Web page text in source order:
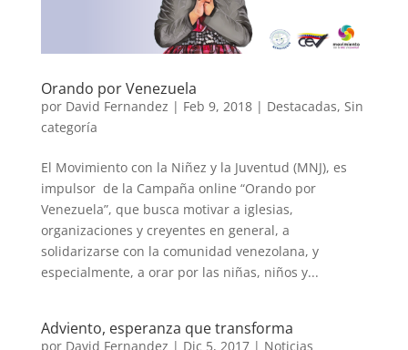
Orando por Venezuela
por David Fernandez | Feb 9, 2018| Destacadas, Sin
categoría
El Movimiento con la Niñez y la Juventud (MNJ), es
impulsor de la Campaña online “Orando por
Venezuela”, que busca motivar a iglesias,
organizaciones y creyentes en general, a
solidarizarse con la comunidad venezolana, y
especialmente, a orar por las niñas, niños y...
Adviento, esperanza que transforma
por David Fernandez | Dic 5, 2017| Noticias